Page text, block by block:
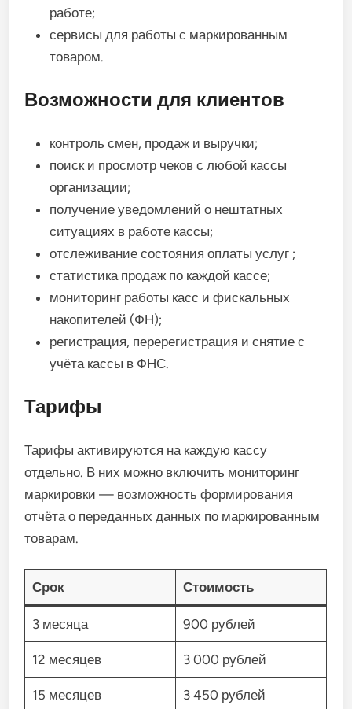
работе;
сервисы для работы с маркированным
товаром.
Возможности для клиентов
контроль смен, продаж и выручки;
поиск и просмотр чеков с любой кассы
организации;
получение уведомлений о нештатных
ситуациях в работе кассы;
отслеживание состояния оплаты услуг ;
статистика продаж по каждой кассе;
мониторинг работы касс и фискальных
накопителей (ФН);
регистрация, перерегистрация и снятие с
учёта кассы в ФНС.
Тарифы
Тарифы активируются на каждую кассу
отдельно. В них можно включить мониторинг
маркировки — возможность формирования
отчёта о переданных данных по маркированным
товарам.
Срок Стоимость
3 месяца 900 рублей
12 месяцев 3 000 рублей
15 месяцев 3 450 рублей